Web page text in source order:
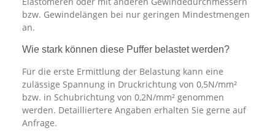
bzw. Gewindelängen bei nur geringen Mindestmengen
an.
Wie stark können diese Puffer belastet werden?
Für die erste Ermittlung der Belastung kann eine
zulässige Spannung in Druckrichtung von 0,5N/mm²
bzw. in Schubrichtung von 0,2N/mm² genommen
werden. Detailliertere Angaben erhalten Sie gerne auf
Anfrage.